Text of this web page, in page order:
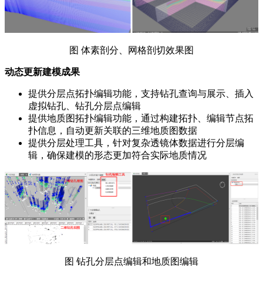
图 体素剖分、网格剖切效果图
动态更新建模成果
提供分层点拓扑编辑功能，支持钻孔查询与展示、插入
虚拟钻孔、钻孔分层点编辑
提供地质图拓扑编辑功能，通过构建拓扑、编辑节点拓
扑信息，自动更新关联的三维地质图数据
提供分层处理工具，针对复杂透镜体数据进行分层编
辑，确保建模的形态更加符合实际地质情况
图 钻孔分层点编辑和地质图编辑